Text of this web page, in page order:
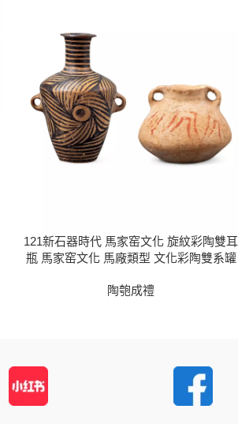
121新石器時代 馬家窑文化 旋紋彩陶雙耳
瓶 馬家窑文化 馬廠類型 文化彩陶雙系罐
陶匏成禮